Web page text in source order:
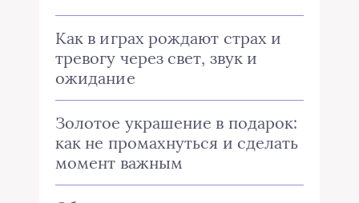
Как в играх рождают страх и
тревогу через свет, звук и
ожидание
Золотое украшение в подарок:
как не промахнуться и сделать
момент важным